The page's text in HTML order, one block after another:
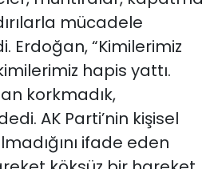
mücadele
Erdoğan, “Kimilerimiz
hapis yattı.
korkmadık,
AK Parti’nin kişisel
ifade eden